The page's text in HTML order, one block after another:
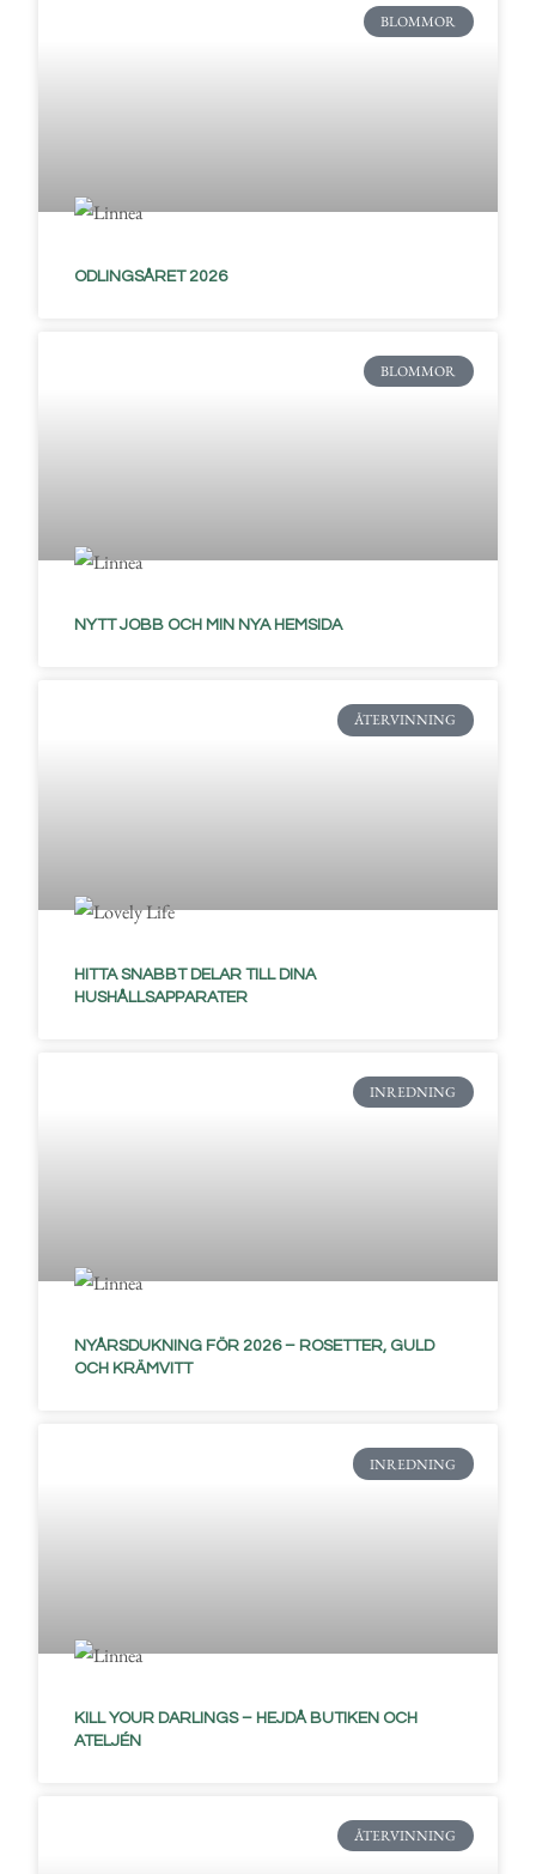
BLOMMOR
ODLINGSÅRET 2026
BLOMMOR
NYTT JOBB OCH MIN NYA HEMSIDA
ÅTERVINNING
HITTA SNABBT DELAR TILL DINA
HUSHÅLLSAPPARATER
INREDNING
NYÅRSDUKNING FÖR 2026 – ROSETTER, GULD
OCH KRÄMVITT
INREDNING
KILL YOUR DARLINGS – HEJDÅ BUTIKEN OCH
ATELJÉN
ÅTERVINNING